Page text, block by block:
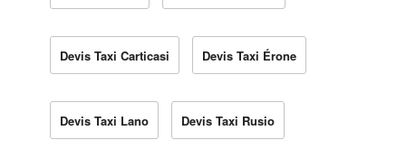
Devis Taxi Carticasi Devis Taxi Érone
Devis Taxi Lano Devis Taxi Rusio